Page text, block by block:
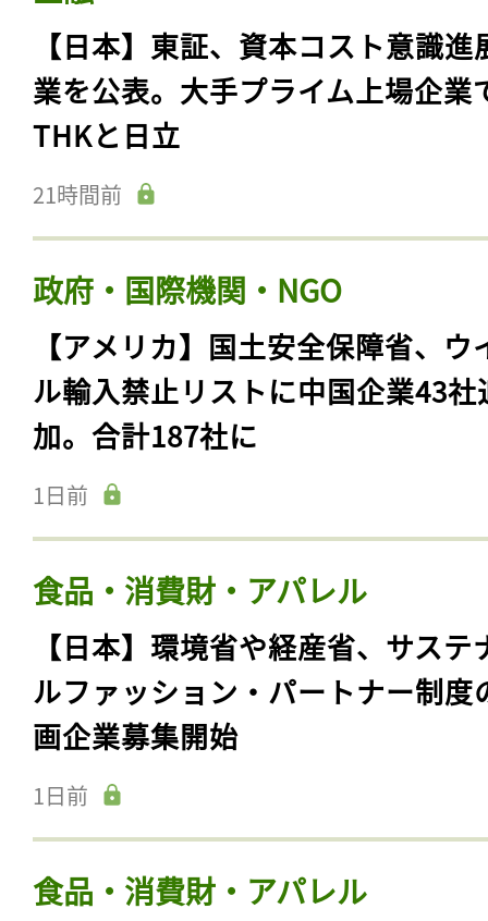
【日本】東証、資本コスト意識進
業を公表。大手プライム上場企業
THKと日立
21時間前
政府・国際機関・NGO
【アメリカ】国土安全保障省、ウ
ル輸入禁止リストに中国企業43社
加。合計187社に
1日前
食品・消費財・アパレル
【日本】環境省や経産省、サステ
ルファッション・パートナー制度
画企業募集開始
1日前
食品・消費財・アパレル